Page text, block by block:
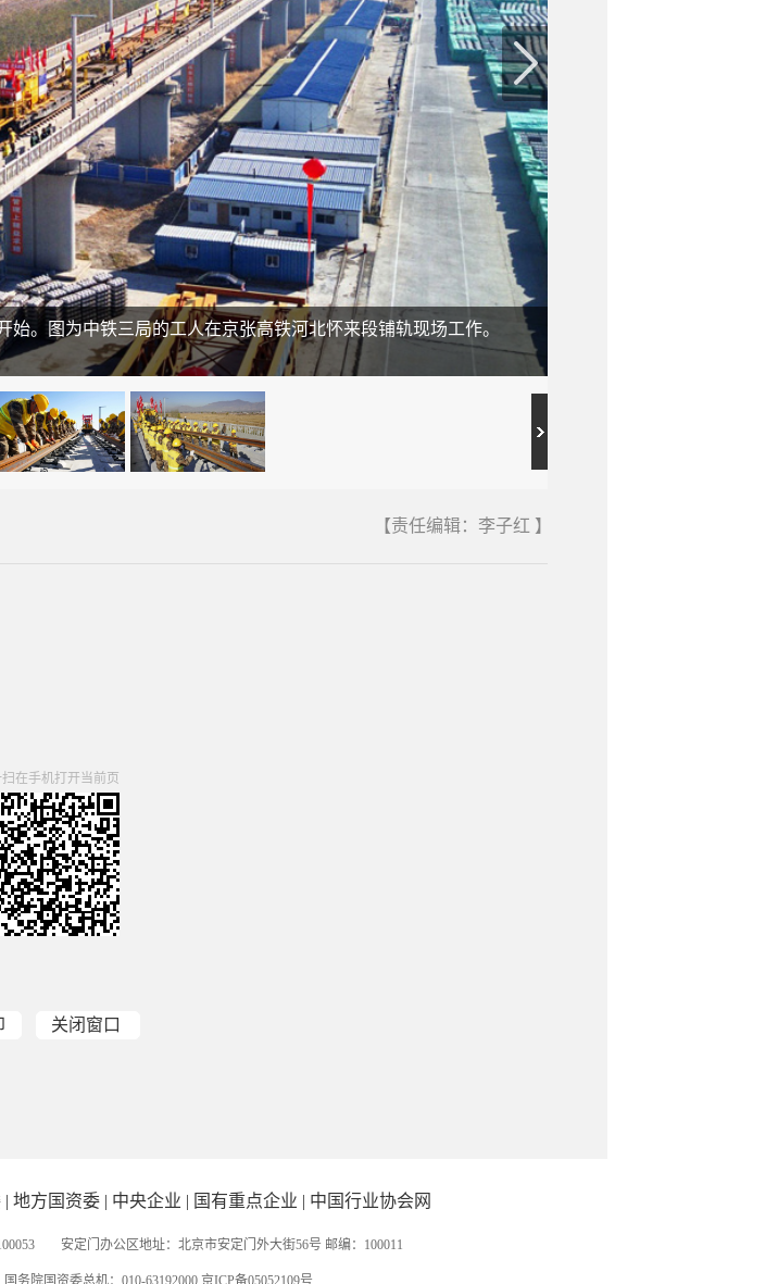
。图为中铁三局的工人在京张高铁河北怀来段铺轨现场工作。
【责任编辑：李子红 】
扫在手机打开当前页
关闭窗口
| 地方国资委 | 中央企业 | 国有重点企业 | 中国行业协会网
安定门办公区地址：北京市安定门外大街56号 邮编：100011
院国资委总机：010-63192000 京ICP备05052109号